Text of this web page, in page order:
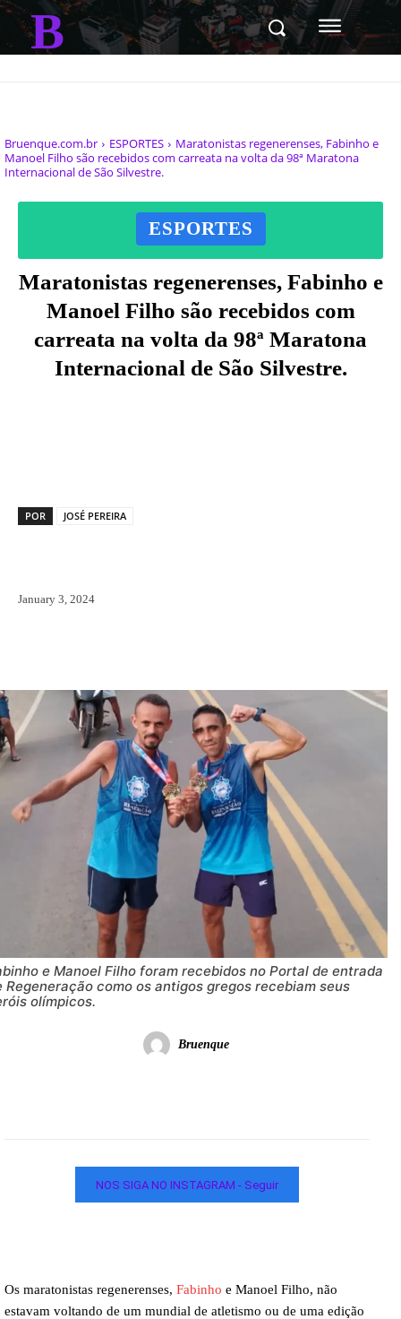
B
Bruenque.com.br ESPORTES
Maratonistas regenerenses, Fabinho e
Manoel Filho são recebidos com carreata na volta da 98ª Maratona
Internacional de São Silvestre.
ESPORTES
Maratonistas regenerenses, Fabinho e
Manoel Filho são recebidos com
carreata na volta da 98ª Maratona
Internacional de São Silvestre.
POR JOSÉ PEREIRA
January 3, 2024
e Manoel Filho foram recebidos no Portal de entrada
Regeneração como os antigos gregos recebiam seus
olímpicos.
Bruenque
NOS SIGA NO INSTAGRAM - Seguir
Os maratonistas regenerenses, Fabinho e Manoel Filho, não
estavam voltando de um mundial de atletismo ou de uma edição